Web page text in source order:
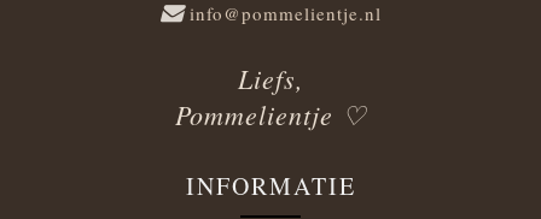
info@pommelientje.nl
Liefs,
Pommelientje ♡
INFORMATIE